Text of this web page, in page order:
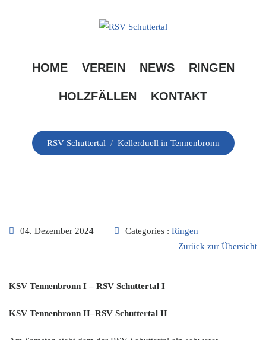
HOME VEREIN NEWS RINGEN
HOLZFÄLLEN KONTAKT
Tennenbronn
RSV Schuttertal / Kellerduell in Tennenbronn
04. Dezember 2024 Categories : Ringen
Zurück zur Übersicht
KSV Tennenbronn I – RSV Schuttertal I
KSV Tennenbronn II–RSV Schuttertal II